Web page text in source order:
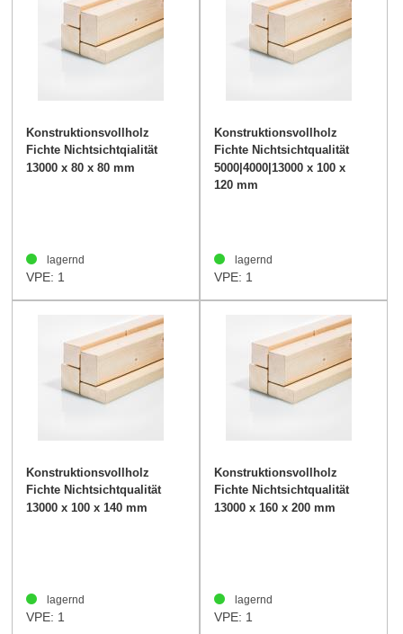
Konstruktionsvollholz
Fichte Nichtsichtqialität
80/80mm
13000 x 80 x 80 mm
lagernd
VPE: 1
Konstruktionsvollholz
Fichte Nichtsichtqualität
100/120mm
5000|4000|13000 x 100 x
120 mm
lagernd
VPE: 1
Konstruktionsvollholz
Fichte Nichtsichtqualität
100/140mm
13000 x 100 x 140 mm
lagernd
VPE: 1
Konstruktionsvollholz
Fichte Nichtsichtqualität
160/200mm
13000 x 160 x 200 mm
lagernd
VPE: 1